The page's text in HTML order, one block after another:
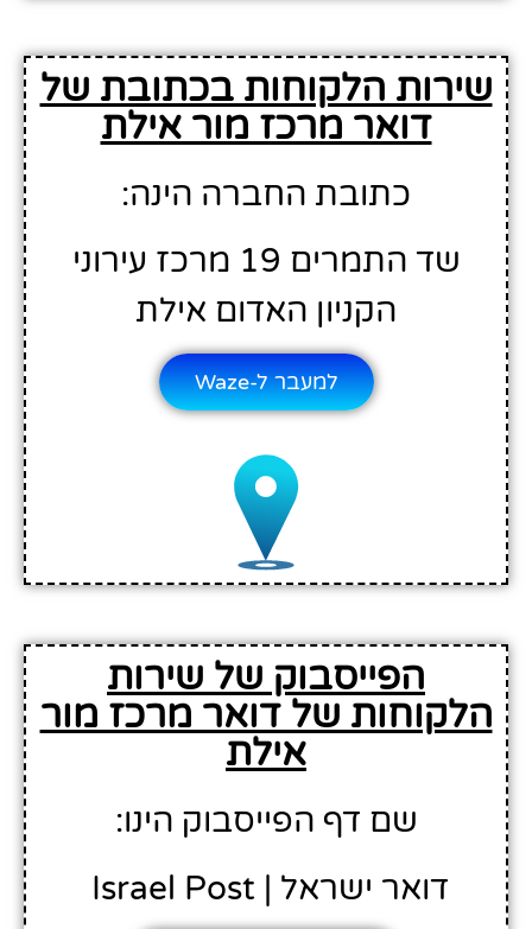
שירות הלקוחות בכתובת של
דואר מרכז מור אילת
כתובת החברה הינה:
שד התמרים 19 מרכז עירוני
הקניון האדום אילת
למעבר ל-Waze
הפייסבוק של שירות
הלקוחות של דואר מרכז מור
אילת
שם דף הפייסבוק הינו:
דואר ישראל | Israel Post